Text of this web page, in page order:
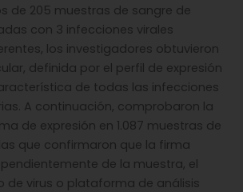
de 205 muestras de sangre de
con 3 infecciones virales
los investigadores obtuvieron
definida por el perfil de expresión
de todas las infecciones
A continuación, comprobaron la
de expresión en 1.087 muestras de
que confirmaron que la firma
de la muestra, el
de virus o plataforma de análisis